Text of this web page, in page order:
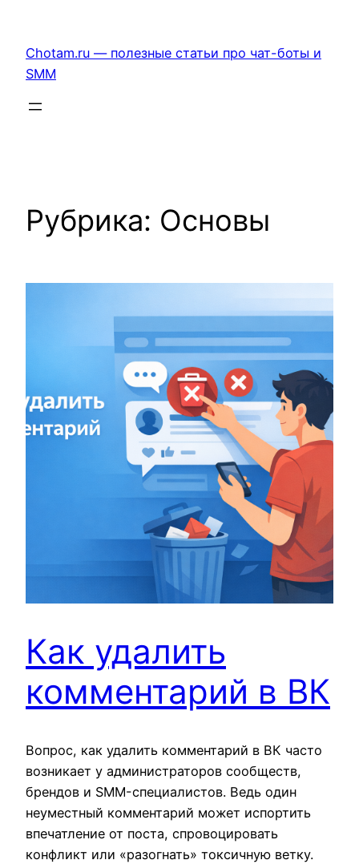
содержимому
Chotam.ru — полезные статьи про чат-боты и
SMM
Рубрика: Основы
Как удалить
комментарий в ВК
Вопрос, как удалить комментарий в ВК часто
возникает у администраторов сообществ,
брендов и SMM-специалистов. Ведь один
неуместный комментарий может испортить
впечатление от поста, спровоцировать
конфликт или «разогнать» токсичную ветку.